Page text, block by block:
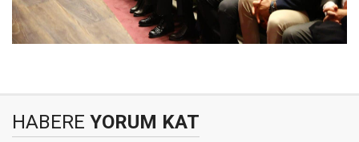
HABERE YORUM KAT